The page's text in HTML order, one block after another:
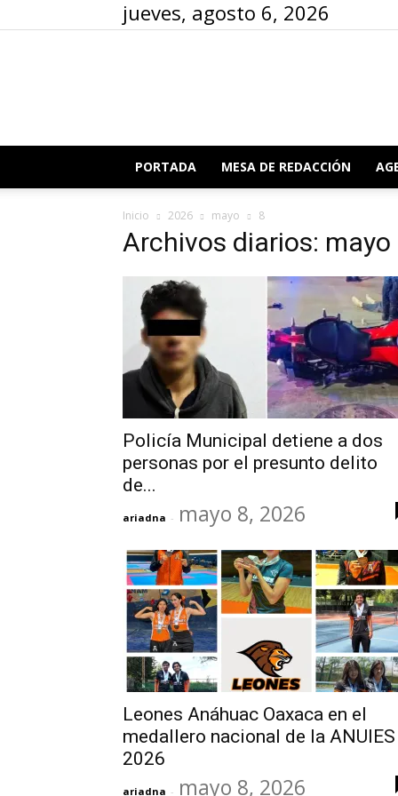
jueves, agosto 6, 2026
PORTADA MESA DE REDACCIÓN
Inicio 2026 mayo 8
Archivos diarios: mayo
Policía Municipal detiene a dos
personas por el presunto delito
de...
ariadna - mayo 8, 2026
Leones Anáhuac Oaxaca en el
medallero nacional de la ANUIES
2026
ariadna - mayo 8, 2026